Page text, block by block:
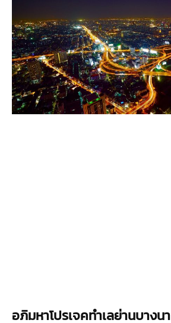
อภิมหาโปรเจคทำเลย่านบางนา